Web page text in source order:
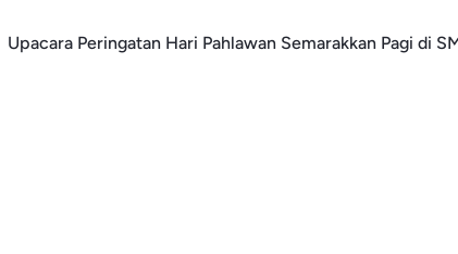
Upacara Peringatan Hari Pahlawan Semarakkan Pagi di